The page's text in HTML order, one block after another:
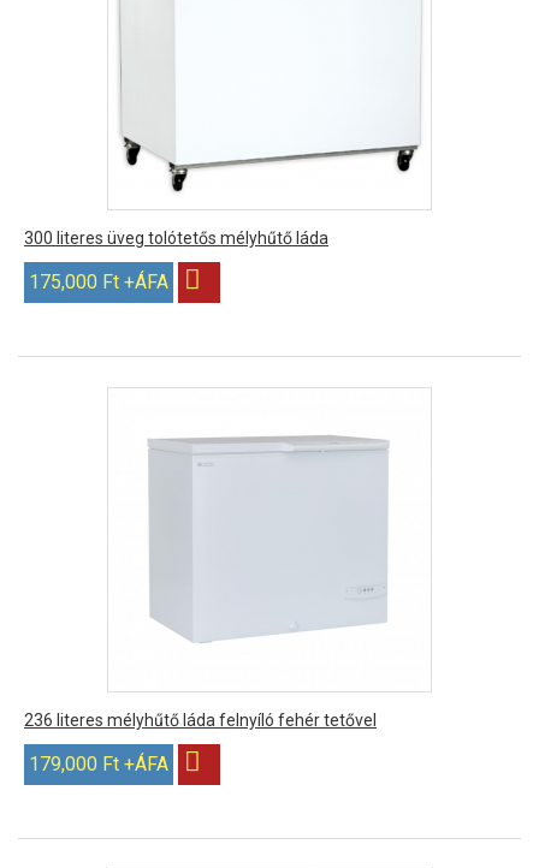
300 literes üveg tolótetős mélyhűtő láda
175,000 Ft +ÁFA
236 literes mélyhűtő láda felnyíló fehér tetővel
179,000 Ft +ÁFA